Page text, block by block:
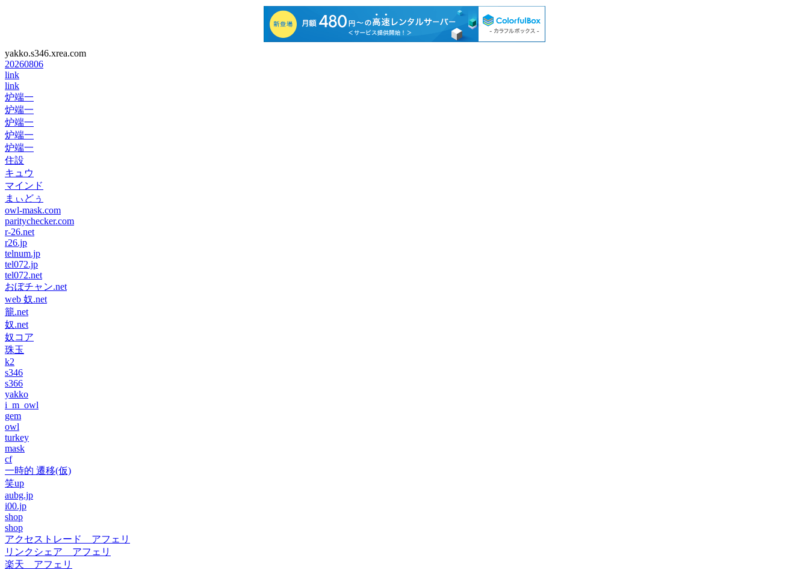
yakko.s346.xrea.com
20260806
link
link
炉端一
炉端一
炉端一
炉端一
炉端一
住設
キュウ
マインド
まぃどぅ
owl-mask.com
paritychecker.com
r-26.net
r26.jp
telnum.jp
tel072.jp
tel072.net
おぼチャン.net
web 奴.net
籠.net
奴.net
奴コア
珠玉
k2
s346
s366
yakko
i_m_owl
gem
owl
turkey
mask
cf
一時的 遷移(仮)
笑up
aubg.jp
i00.jp
shop
shop
アクセストレード アフェリ
リンクシェア アフェリ
楽天 アフェリ